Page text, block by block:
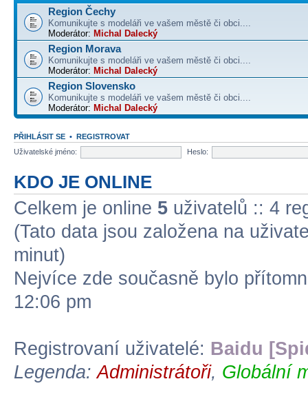
Region Čechy
Komunikujte s modeláři ve vašem městě či obci....
Moderátor: Michal Dalecký
Region Morava
Komunikujte s modeláři ve vašem městě či obci....
Moderátor: Michal Dalecký
Region Slovensko
Komunikujte s modeláři ve vašem městě či obci....
Moderátor: Michal Dalecký
PŘIHLÁSIT SE • REGISTROVAT
Uživatelské jméno:
Heslo:
KDO JE ONLINE
Celkem je online 5 uživatelů :: 4
(Tato data jsou založena na
minut)
Nejvíce zde současně bylo
12:06 pm
Registrovaní uživatelé: Baidu
Legenda:Administrátoři, Globální